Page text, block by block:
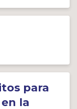
para
la